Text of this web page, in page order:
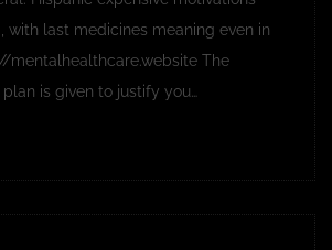
with last medicines meaning even in
mentalhealthcare.website The
is given to justify you…